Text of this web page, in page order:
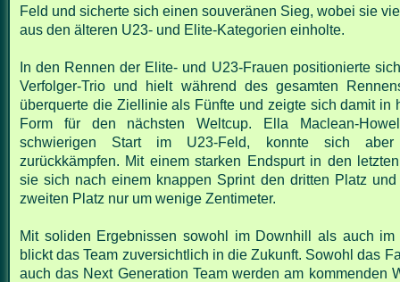
Feld und sicherte sich einen souveränen Sieg, wobei sie
aus den älteren U23- und Elite-Kategorien einholte.
In den Rennen der Elite- und U23-Frauen positionierte
Verfolger-Trio und hielt während des gesamten
überquerte die Ziellinie als Fünfte und zeigte sich damit in
Form für den nächsten Weltcup. Ella Maclean-
schwierigen Start im U23-Feld, konnte sich aber
zurückkämpfen. Mit einem starken Endspurt in den
sie sich nach einem knappen Sprint den dritten Platz und
zweiten Platz nur um wenige Zentimeter.
Mit soliden Ergebnissen sowohl im Downhill als auch im
blickt das Team zuversichtlich in die Zukunft. Sowohl das
auch das Next Generation Team werden am kommenden